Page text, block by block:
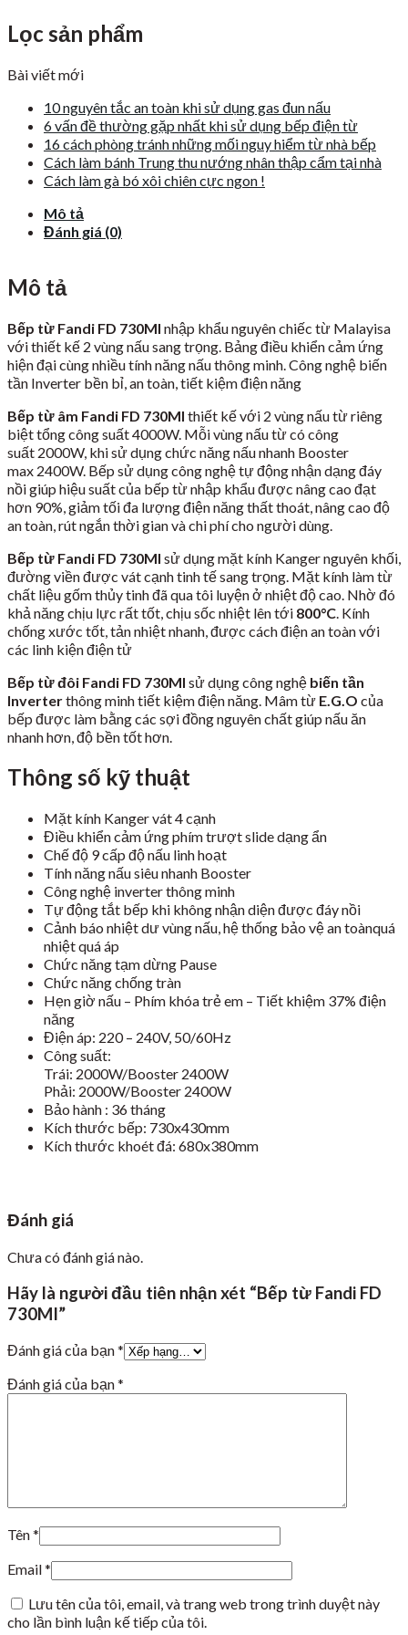
Lọc sản phẩm
Bài viết mới
10 nguyên tắc an toàn khi sử dụng gas đun nấu
6 vấn đề thường gặp nhất khi sử dụng bếp điện từ
16 cách phòng tránh những mối nguy hiểm từ nhà bếp
Cách làm bánh Trung thu nướng nhân thập cẩm tại nhà
Cách làm gà bó xôi chiên cực ngon !
Mô tả
Đánh giá (0)
Mô tả
Bếp từ Fandi FD 730MI nhập khẩu nguyên chiếc từ Malayisa
với thiết kế 2 vùng nấu sang trọng. Bảng điều khiển cảm ứng
hiện đại cùng nhiều tính năng nấu thông minh. Công nghệ biến
tần Inverter bền bỉ, an toàn, tiết kiệm điện năng
Bếp từ âm Fandi FD 730MI thiết kế với 2 vùng nấu từ riêng
biệt tổng công suất 4000W. Mỗi vùng nấu từ có công
suất 2000W, khi sử dụng chức năng nấu nhanh Booster
max 2400W. Bếp sử dụng công nghệ tự động nhận dạng đáy
nồi giúp hiệu suất của bếp từ nhập khẩu được nâng cao đạt
hơn 90%, giảm tối đa lượng điện năng thất thoát, nâng cao độ
an toàn, rút ngắn thời gian và chi phí cho người dùng.
Bếp từ Fandi FD 730MI sử dụng mặt kính Kanger nguyên khối,
đường viền được vát cạnh tinh tế sang trọng. Mặt kính làm từ
chất liệu gốm thủy tinh đã qua tôi luyện ở nhiệt độ cao. Nhờ đó
khả năng chịu lực rất tốt, chịu sốc nhiệt lên tới 800°C . Kính
chống xước tốt, tản nhiệt nhanh, được cách điện an toàn với
các linh kiện điện tử
Bếp từ đôi Fandi FD 730MI sử dụng công nghệ biến tần
Inverterthông minh tiết kiệm điện năng. Mâm từ E.G.O của
bếp được làm bằng các sợi đồng nguyên chất giúp nấu ăn
nhanh hơn, độ bền tốt hơn.
Thông số kỹ thuật
Mặt kính Kanger vát 4 cạnh
Điều khiển cảm ứng phím trượt slide dạng ẩn
Chế độ 9 cấp độ nấu linh hoạt
Tính năng nấu siêu nhanh Booster
Công nghệ inverter thông minh
Tự động tắt bếp khi không nhận diện được đáy nồi
Cảnh báo nhiệt dư vùng nấu, hệ thống bảo vệ an toànquá
nhiệt quá áp
Chức năng tạm dừng Pause
Chức năng chống tràn
Hẹn giờ nấu – Phím khóa trẻ em – Tiết khiệm 37% điện
năng
Điện áp: 220 – 240V, 50/60Hz
Công suất:
Trái: 2000W/Booster 2400W
Phải: 2000W/Booster 2400W
Bảo hành : 36 tháng
Kích thước bếp: 730x430mm
Kích thước khoét đá: 680x380mm
Đánh giá
Chưa có đánh giá nào.
Hãy là người đầu tiên nhận xét “Bếp từ Fandi FD
730MI”
Đánh giá của bạn*
Đánh giá của bạn*
Tên*
Email*
Lưu tên của tôi, email, và trang web trong trình duyệt này
cho lần bình luận kế tiếp của tôi.